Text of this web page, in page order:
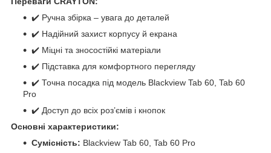
✔️ Ручна збірка – увага до деталей
✔️ Надійний захист корпусу й екрана
✔️ Міцні та зносостійкі матеріали
✔️ Підставка для комфортного перегляду
✔️ Точна посадка під модель Blackview Tab 60, Tab 60
Pro
✔️ Доступ до всіх роз’ємів і кнопок
Основні характеристики:
Сумісність: Blackview Tab 60, Tab 60 Pro